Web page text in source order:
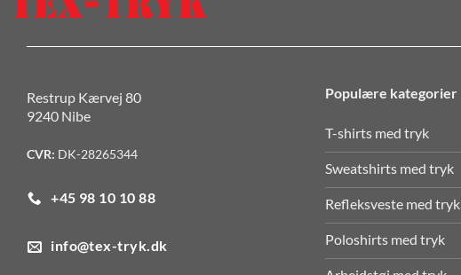
Restrup Kærvej 80
9240 Nibe
CVR: DK-28265344
+45 98 10 10 88
info@tex-tryk.dk
Populære kategorier
T-shirts med tryk
Sweatshirts med tryk
Refleksveste med tryk
Poloshirts med tryk